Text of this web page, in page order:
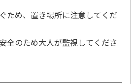
ため、置き場所に注意してくだ
全のため大人が監視してくださ